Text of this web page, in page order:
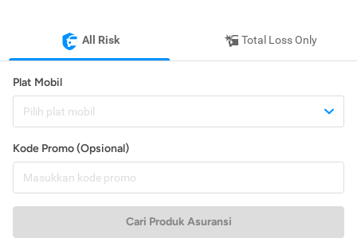
All Risk Total Loss Only
Plat Mobil
Pilih plat mobil
Kode Promo (Opsional)
Cari Produk Asuransi